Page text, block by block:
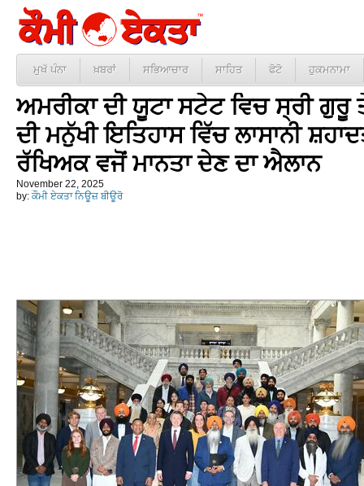
ਮੁਖੱ ਪੰਨਾ ਖ਼ਬਰਾਂ ਸਭਿਆਚਾਰ ਸਾਹਿਤ ਫੋਟੋ ਹੁਕਮਨਾਮਾ
ਅਮਰੀਕਾ ਦੀ ਯੂਟਾ ਸਟੇਟ ਵਿਚ ਸ੍ਰੀ ਗੁਰੂ
ਦੀ ਮਨੁੱਖੀ ਇਤਿਹਾਸ ਵਿੱਚ ਲਾਸਾਨੀ
ਰੱਖਿਅਕ ਵਜੋਂ ਮਾਨਤਾ ਦੇਣ ਦਾ ਐਲਾਨ
November 22, 2025
by: ਕੌਮੀ ਏਕਤਾ ਨਿਊਜ਼ ਬੀਊਰੋ